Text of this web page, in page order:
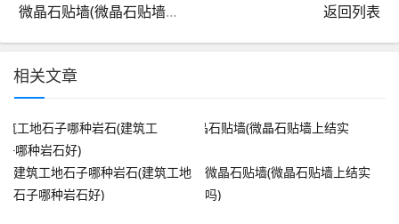
微晶石贴墙(微晶石贴墙上结实吗) 返回列表
相关文章
建筑工地石子哪种岩石(建筑工地
石子哪种岩石好)
微晶石贴墙(微晶石贴墙上结实
吗)